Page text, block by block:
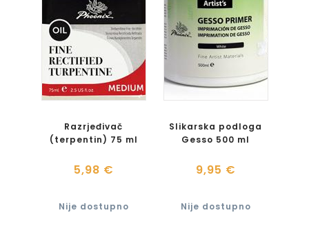
Razrjeđivač
(terpentin) 75 ml
5,98 €
Nije dostupno
Slikarska podloga
Gesso 500 ml
9,95 €
Nije dostupno